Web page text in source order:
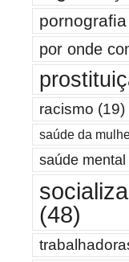
pornografia
por onde
racismo (19)
saúde da
saúde mental
(48)